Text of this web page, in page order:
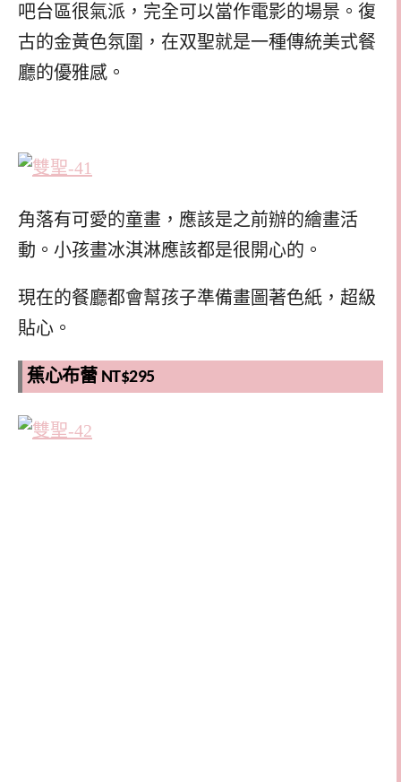
吧台區很氣派，完全可以當作電影的場景。復
古的金黃色氛圍，在双聖就是一種傳統美式餐
廳的優雅感。
角落有可愛的童畫，應該是之前辦的繪畫活
動。小孩畫冰淇淋應該都是很開心的。
現在的餐廳都會幫孩子準備畫圖著色紙，超級
貼心。
蕉心布蕾 NT$295